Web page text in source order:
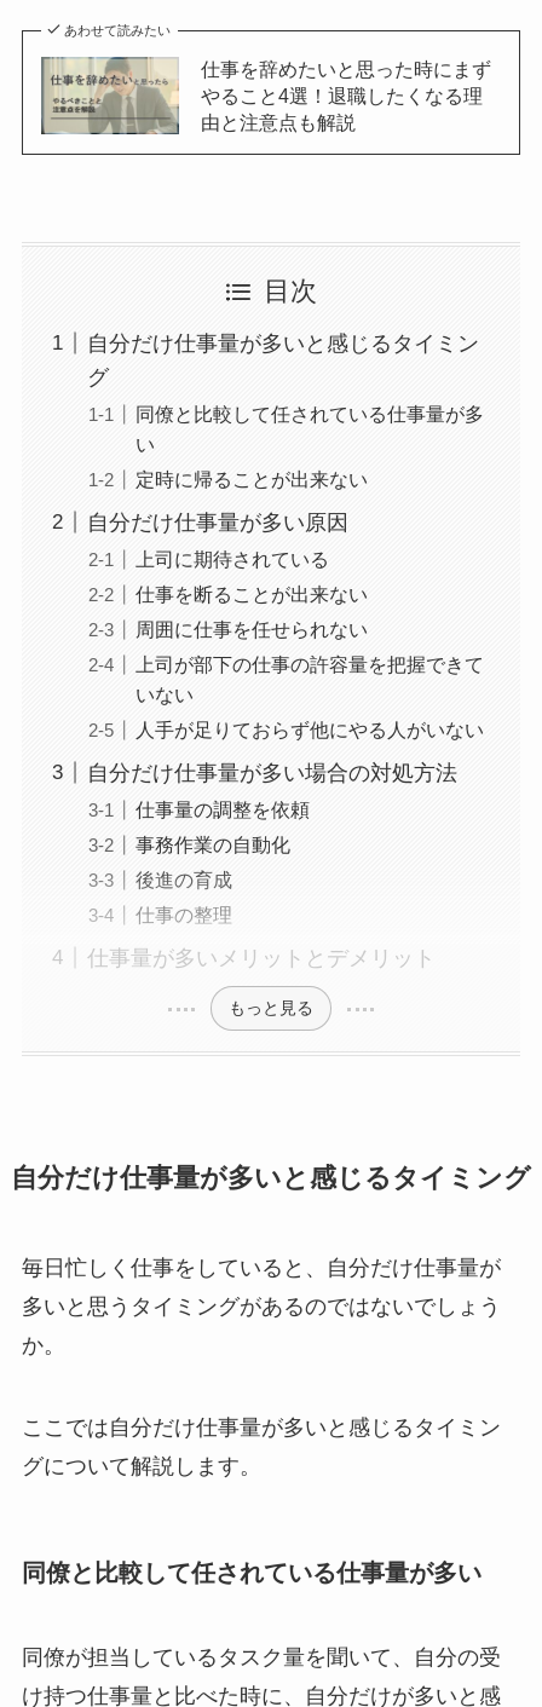
あわせて読みたい
仕事を辞めたいと思った時にまず
やること4選！退職したくなる理
由と注意点も解説
目次
自分だけ仕事量が多いと感じるタイミン
グ
同僚と比較して任されている仕事量が多
い
定時に帰ることが出来ない
自分だけ仕事量が多い原因
上司に期待されている
仕事を断ることが出来ない
周囲に仕事を任せられない
上司が部下の仕事の許容量を把握できて
いない
人手が足りておらず他にやる人がいない
自分だけ仕事量が多い場合の対処方法
仕事量の調整を依頼
事務作業の自動化
後進の育成
仕事の整理
仕事量が多いメリットとデメリット
もっと見る
自分だけ仕事量が多いと感じるタイミング
毎日忙しく仕事をしていると、自分だけ仕事量が
多いと思うタイミングがあるのではないでしょう
か。
ここでは自分だけ仕事量が多いと感じるタイミン
グについて解説します。
同僚と比較して任されている仕事量が多い
同僚が担当しているタスク量を聞いて、自分の受
け持つ仕事量と比べた時に、自分だけが多いと感